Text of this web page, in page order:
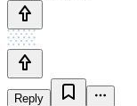
Reply